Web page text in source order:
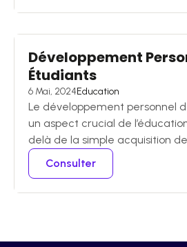
Développement
Étudiants
6 Mai, 2024Education
Le développement personnel
un aspect crucial de
delà de la simple acquisition de...
Consulter